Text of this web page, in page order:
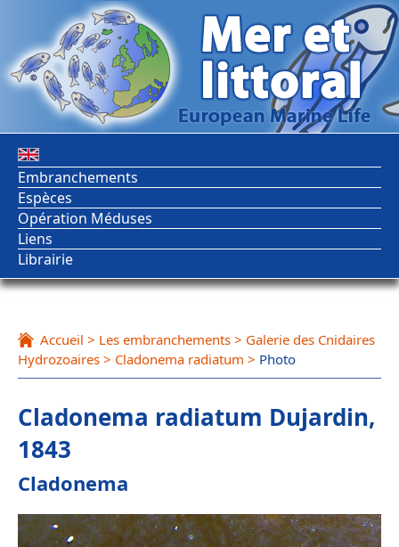
Embranchements
Espèces
Opération Méduses
Liens
Librairie
Accueil > Les embranchements > Galerie des Cnidaires
Hydrozoaires > Cladonema radiatum > Photo
Cladonema radiatum Dujardin,
1843
Cladonema